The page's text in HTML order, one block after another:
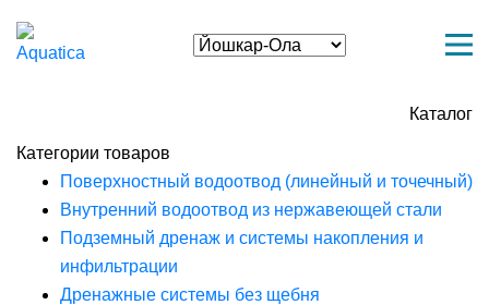
Каталог
Категории товаров
Поверхностный водоотвод (линейный и точечный)
Внутренний водоотвод из нержавеющей стали
Подземный дренаж и системы накопления и
инфильтрации
Дренажные системы без щебня